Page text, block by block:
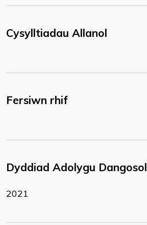
Cysylltiadau Allanol
Fersiwn rhif
Dyddiad Adolygu Dangosol
2021